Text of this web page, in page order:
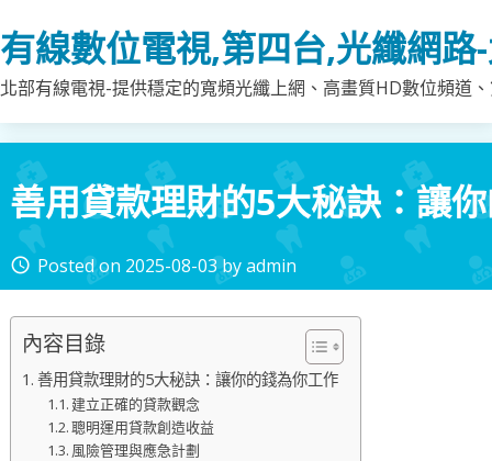
to
content
有線數位電視,第四台,光纖網路
北部有線電視-提供穩定的寬頻光纖上網、高畫質HD數位頻道
善用貸款理財的5大秘訣：讓
access_time Posted on 2025-08-03byadmin
內容目錄
善用貸款理財的5大秘訣：讓你的錢為你工作
建立正確的貸款觀念
聰明運用貸款創造收益
風險管理與應急計劃